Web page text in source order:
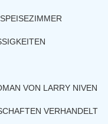
VON LARRY NIVEN
VERHANDELT